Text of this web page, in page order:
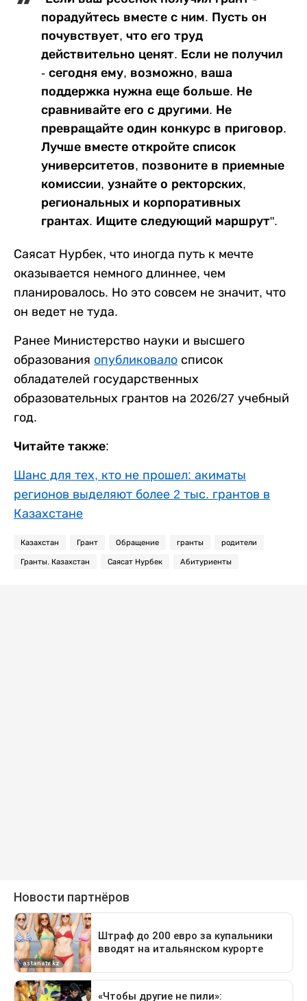
порадуйтесь вместе с ним. Пусть он
почувствует, что его труд
действительно ценят. Если не получил
- сегодня ему, возможно, ваша
поддержка нужна еще больше. Не
сравнивайте его с другими. Не
превращайте один конкурс в приговор.
Лучше вместе откройте список
университетов, позвоните в приемные
комиссии, узнайте о ректорских,
региональных и корпоративных
грантах. Ищите следующий маршрут".
Саясат Нурбек, что иногда путь к мечте
оказывается немного длиннее, чем
планировалось. Но это совсем не значит, что
он ведет не туда.
Ранее Министерство науки и высшего
образования опубликовало список
обладателей государственных
образовательных грантов на 2026/27 учебный
год.
Читайте также:
Шанс для тех, кто не прошел: акиматы
регионов выделяют более 2 тыс. грантов в
Казахстане
Казахстан Грант Обращение гранты родители
Гранты. Казахстан Саясат Нурбек Абитуриенты